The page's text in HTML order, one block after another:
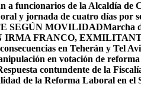
a funcionarios de la Alcaldía de
y jornada de cuatro días por
SEGÚN MOVILIDADMarcha
IRMA FRANCO,
en Teherán y Tel
en votación de
contundente de la
de la Reforma Laboral en el